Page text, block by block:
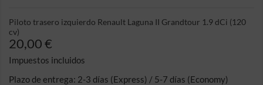
Piloto trasero izquierdo Renault Laguna II Grandtour 1.9 dCi (120
cv)
20,00 €
Impuestos incluidos
Plazo de entrega: 2-3 días (Express) / 5-7 días (Economy)